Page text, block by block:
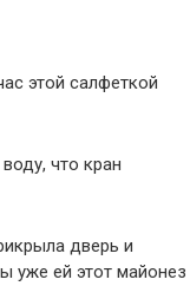
этой салфеткой
что кран
дверь и
уже ей этот майонез